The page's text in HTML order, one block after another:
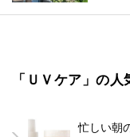
「ＵＶケア」の人
忙しい朝